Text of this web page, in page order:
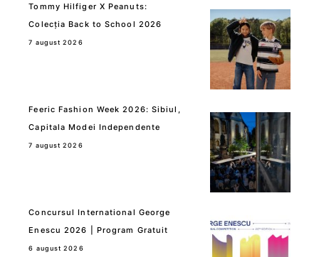
Tommy Hilfiger X Peanuts:
Colecția Back to School 2026
7 august 2026
Feeric Fashion Week 2026: Sibiul,
Capitala Modei Independente
7 august 2026
Concursul International George
Enescu 2026 | Program Gratuit
6 august 2026